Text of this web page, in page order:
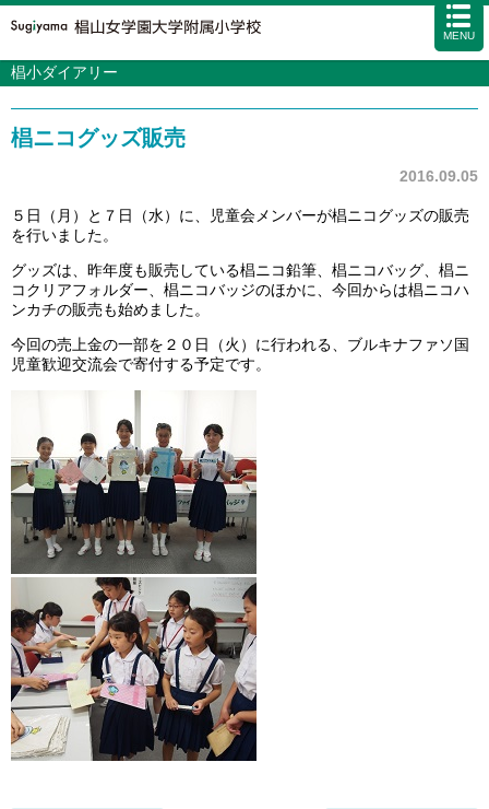
MENU
学校案内 カリキュラム
入試情報
椙小ダイアリー
椙ニコグッズ販売
2016.09.05
５日（月）と７日（水）に、児童会メンバーが椙ニコグッズの販売
を行いました。
グッズは、昨年度も販売している椙ニコ鉛筆、椙ニコバッグ、椙ニ
コクリアフォルダー、椙ニコバッジのほかに、今回からは椙ニコハ
ンカチの販売も始めました。
今回の売上金の一部を２０日（火）に行われる、ブルキナファソ国
児童歓迎交流会で寄付する予定です。